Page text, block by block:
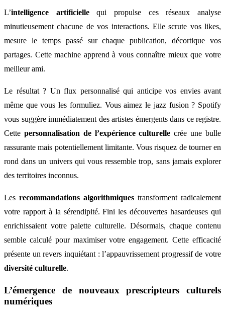
L’intelligence artificiellequi propulse ces réseaux analyse
minutieusement chacune de vos interactions. Elle scrute vos likes,
mesure le temps passé sur chaque publication, décortique vos
partages. Cette machine apprend à vous connaître mieux que votre
meilleur ami.
Le résultat ? Un flux personnalisé qui anticipe vos envies avant
même que vous les formuliez. Vous aimez le jazz fusion ? Spotify
vous suggère immédiatement des artistes émergents dans ce registre.
Cette personnalisation de l’expérience culturelle crée une bulle
rassurante mais potentiellement limitante. Vous risquez de tourner en
rond dans un univers qui vous ressemble trop, sans jamais explorer
des territoires inconnus.
Les recommandations algorithmiques transforment radicalement
votre rapport à la sérendipité. Fini les découvertes hasardeuses qui
enrichissaient votre palette culturelle. Désormais, chaque contenu
semble calculé pour maximiser votre engagement. Cette efficacité
présente un revers inquiétant : l’appauvrissement progressif de votre
diversité culturelle.
L’émergence de nouveaux prescripteurs culturels
numériques